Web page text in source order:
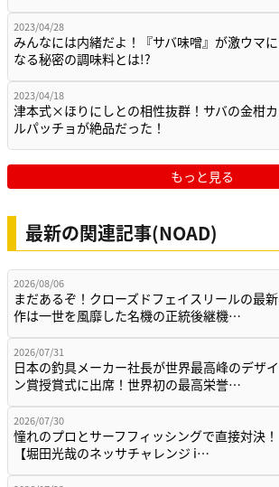
2023/04/28
みんなには内緒だよ！『サバ味噌』が激ウマに
なる秘密の調味料とは!?
2023/04/18
津本式×ほりにしとの相性抜群！サバの金柑カ
ルパッチョが絶品だった！
もっと見る
最新の関連記事(NOAD)
2026/08/06
まだあるぞ！クローズドフェイスリールの最新
作は一世を風靡した名機の正統後継機…
2026/07/31
日本の釣具メーカー社長が世界最高峰のデザイ
ン賞授賞式に出席！世界初の最高栄誉…
2026/07/30
憧れのプロとサーフフィッシングで直接対決！
【堀田光哉のネッサチャレンジ i…